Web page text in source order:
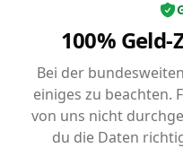
100%
Bei der
einiges zu beachten.
von uns nicht
du die Daten